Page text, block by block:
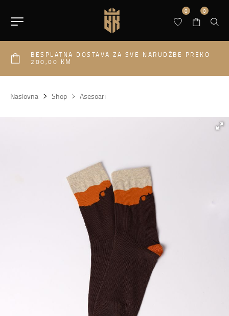
0 0
BESPLATNA DOSTAVA ZA SVE NARUDŽBE PREKO
200,00 KM
Naslovna Shop Asesoari